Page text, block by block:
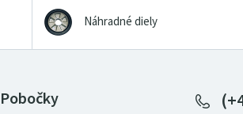
Náhradné diely
Pobočky